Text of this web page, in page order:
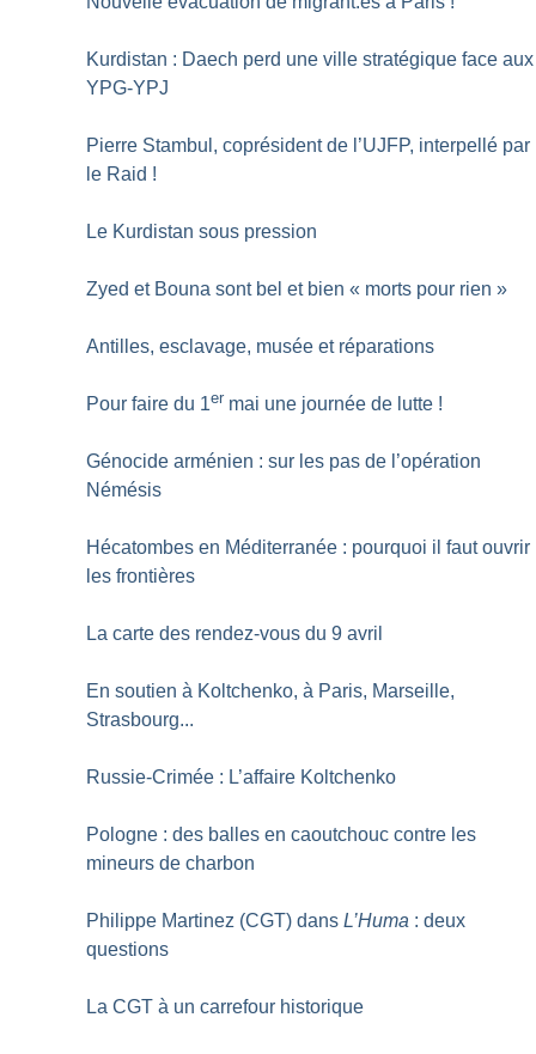
Kurdistan : Daech perd une ville stratégique face aux
YPG-YPJ
Pierre Stambul, coprésident de l’UJFP, interpellé par
le Raid !
Le Kurdistan sous pression
Zyed et Bouna sont bel et bien « morts pour rien »
Antilles, esclavage, musée et réparations
Pour faire du 1er mai une journée de lutte !
Génocide arménien : sur les pas de l’opération
Némésis
Hécatombes en Méditerranée : pourquoi il faut ouvrir
les frontières
La carte des rendez-vous du 9 avril
En soutien à Koltchenko, à Paris, Marseille,
Strasbourg...
Russie-Crimée : L’affaire Koltchenko
Pologne : des balles en caoutchouc contre les
mineurs de charbon
Philippe Martinez (CGT) dansL’Huma : deux
questions
La CGT à un carrefour historique